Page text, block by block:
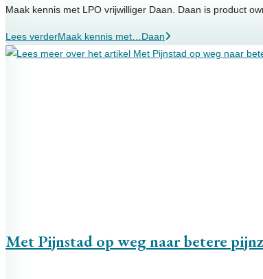
Maak kennis met LPO vrijwilliger Daan. Daan is product
Lees verderMaak kennis met…Daan
Met Pijnstad op weg naar betere